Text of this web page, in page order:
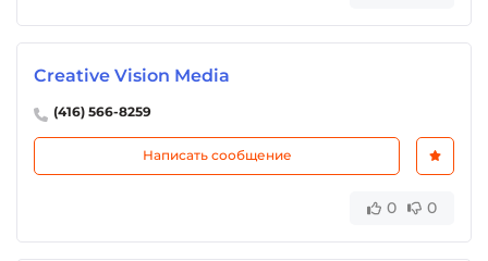
Creative Vision Media
(416) 566-8259
Написать сообщение
0 0